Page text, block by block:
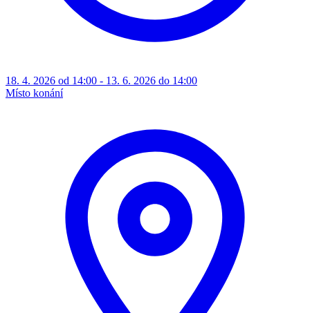
18. 4. 2026 od 14:00 - 13. 6. 2026 do 14:00
Místo konání